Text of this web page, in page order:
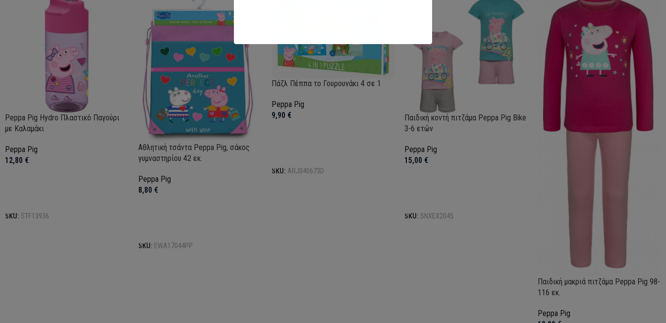
Peppa Pig Hydro Πλαστικό Παγούρι
με Καλαμάκι
Peppa Pig
12,80 €
SKU: STF13936
Αθλητική τσάντα Peppa Pig, σάκος
γυμναστηρίου 42 εκ.
Peppa Pig
8,80 €
SKU: EWA17044PP
Πάζλ Πέππα το Γουρουνάκι 4 σε 1
Peppa Pig
9,90 €
SKU: ARJ040673D
Παιδική κοντή πιτζάμα Peppa Pig Bike
3-6 ετών
Peppa Pig
15,00 €
SKU:SNXEX2045
Παιδική μακριά πιτζάμα Peppa Pig 98-
116 εκ.
Peppa Pig